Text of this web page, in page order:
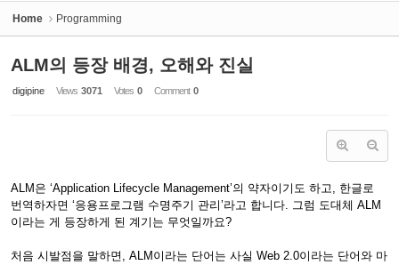
Home Programming
ALM의 등장 배경, 오해와 진실
digipine Views 3071 Votes 0 Comment 0
ALM은 ‘Application Lifecycle Management’의 약자이기도 하고, 한글로
번역하자면 ‘응용프로그램 수명주기 관리’라고 합니다. 그럼 도대체 ALM
이라는 게 등장하게 된 계기는 무엇일까요?
처음 시발점을 말하면, ALM이라는 단어는 사실 Web 2.0이라는 단어와 마